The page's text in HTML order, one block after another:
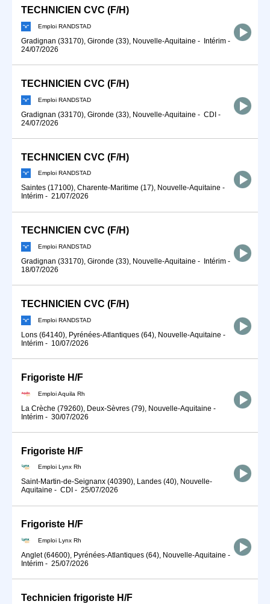
TECHNICIEN CVC (F/H)
Emploi RANDSTAD
Gradignan (33170), Gironde (33), Nouvelle-Aquitaine - Intérim -
24/07/2026
TECHNICIEN CVC (F/H)
Emploi RANDSTAD
Gradignan (33170), Gironde (33), Nouvelle-Aquitaine - CDI -
24/07/2026
TECHNICIEN CVC (F/H)
Emploi RANDSTAD
Saintes (17100), Charente-Maritime (17), Nouvelle-Aquitaine -
Intérim - 21/07/2026
TECHNICIEN CVC (F/H)
Emploi RANDSTAD
Gradignan (33170), Gironde (33), Nouvelle-Aquitaine - Intérim -
18/07/2026
TECHNICIEN CVC (F/H)
Emploi RANDSTAD
Lons (64140), Pyrénées-Atlantiques (64), Nouvelle-Aquitaine -
Intérim - 10/07/2026
Frigoriste H/F
Emploi Aquila Rh
La Crèche (79260), Deux-Sèvres (79), Nouvelle-Aquitaine -
Intérim - 30/07/2026
Frigoriste H/F
Emploi Lynx Rh
Saint-Martin-de-Seignanx (40390), Landes (40), Nouvelle-
Aquitaine - CDI - 25/07/2026
Frigoriste H/F
Emploi Lynx Rh
Anglet (64600), Pyrénées-Atlantiques (64), Nouvelle-Aquitaine -
Intérim - 25/07/2026
Technicien frigoriste H/F